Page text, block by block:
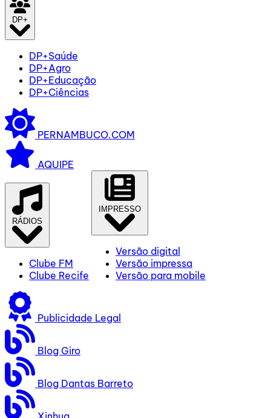
DP+
DP+Saúde
DP+Agro
DP+Educação
DP+Ciências
PERNAMBUCO.COM
AQUIPE
RÁDIOS
Clube FM
Clube Recife
IMPRESSO
Versão digital
Versão impressa
Versão para mobile
Publicidade Legal
Blog Giro
Blog Dantas Barreto